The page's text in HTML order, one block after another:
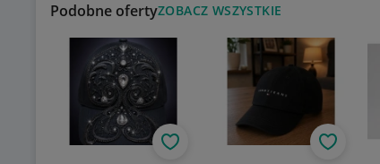
Podobne ofertyZOBACZ WSZYSTKIE
Obserwuj
Obserwuj